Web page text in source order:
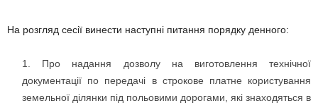
На розгляд сесії винести наступні питання порядку денного:
Про надання дозволу на виготовлення технічної
документації по передачі в строкове платне користування
земельної ділянки під польовими дорогами, які знаходяться в